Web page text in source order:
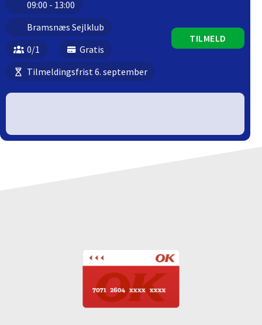
09:00 - 13:00
Bramsnæs Sejlklub
0/1
Gratis
Tilmeldingsfrist 6. september
TILMELD